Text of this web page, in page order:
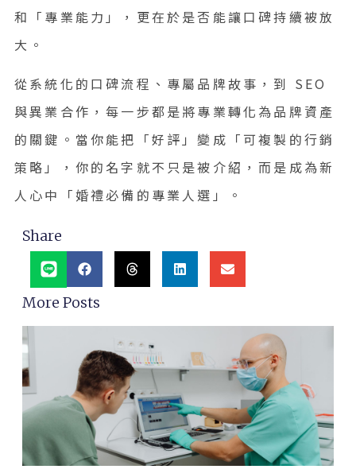
和「專業能力」，更在於是否能讓口碑持續被放
大。
從系統化的口碑流程、專屬品牌故事，到 SEO
與異業合作，每一步都是將專業轉化為品牌資產
的關鍵。當你能把「好評」變成「可複製的行銷
策略」，你的名字就不只是被介紹，而是成為新
人心中「婚禮必備的專業人選」。
Share
More Posts